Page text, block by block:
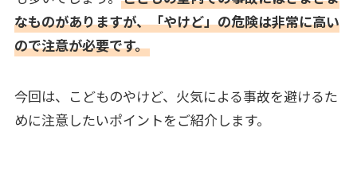
なものがありますが、「やけど」の危険は非常に高い
ので注意が必要です。
今回は、こどものやけど、火気による事故を避けるた
めに注意したいポイントをご紹介します。